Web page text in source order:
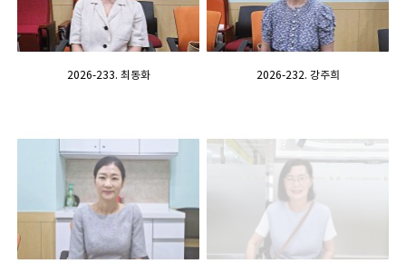
2026-233. 최동화 2026-232. 강주희